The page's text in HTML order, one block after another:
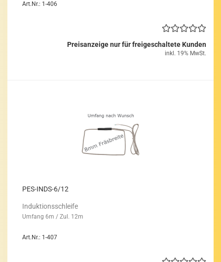
Art.Nr.: 1-406
Preisanzeige nur für freigeschaltete Kunden
inkl. 19% MwSt.
PES-​INDS-​6/12
In­duk­ti­ons­schlei­fe
Um­fang 6m / Zul. 12m
Art.Nr.: 1-407